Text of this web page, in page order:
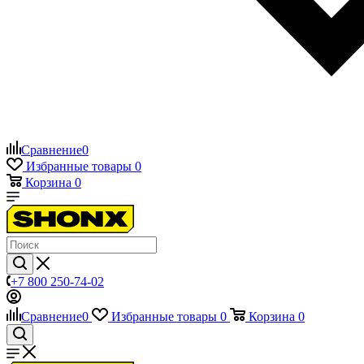
Сравнение0
Избранные товары 0
Корзина 0
+7 800 250-74-02
Сравнение0 Избранные товары 0 Корзина 0